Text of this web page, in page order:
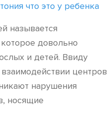
что это у ребенка
называется
довольно
и детей. Ввиду
центров
нарушения
носящие